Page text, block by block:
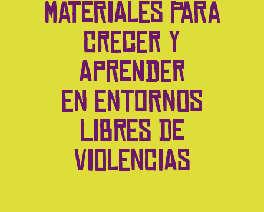
MATERIALES PARA
CRECER Y
APRENDER
EN ENTORNOS
LIBRES DE
VIOLENCIAS